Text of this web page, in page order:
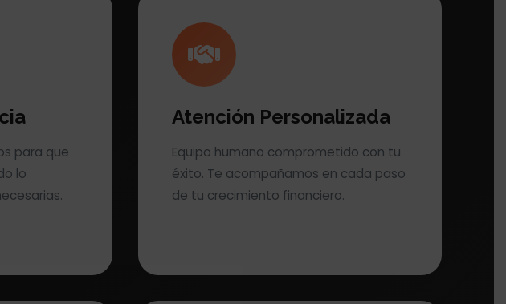
para que
lo
Atención Personalizada
Equipo humano comprometido con tu
éxito. Te acompañamos en cada paso
de tu crecimiento financiero.